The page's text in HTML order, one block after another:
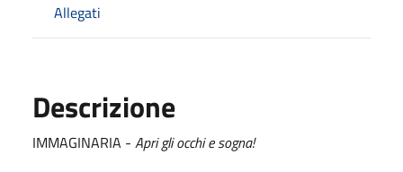
Allegati
Descrizione
IMMAGINARIA - Apri gli occhi e sogna!